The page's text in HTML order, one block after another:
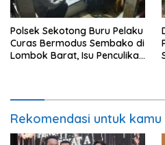
Polsek Sekotong Buru Pelaku
Curas Bermodus Sembako di
Lombok Barat, Isu Penculikan
Rekomendasi untuk kamu